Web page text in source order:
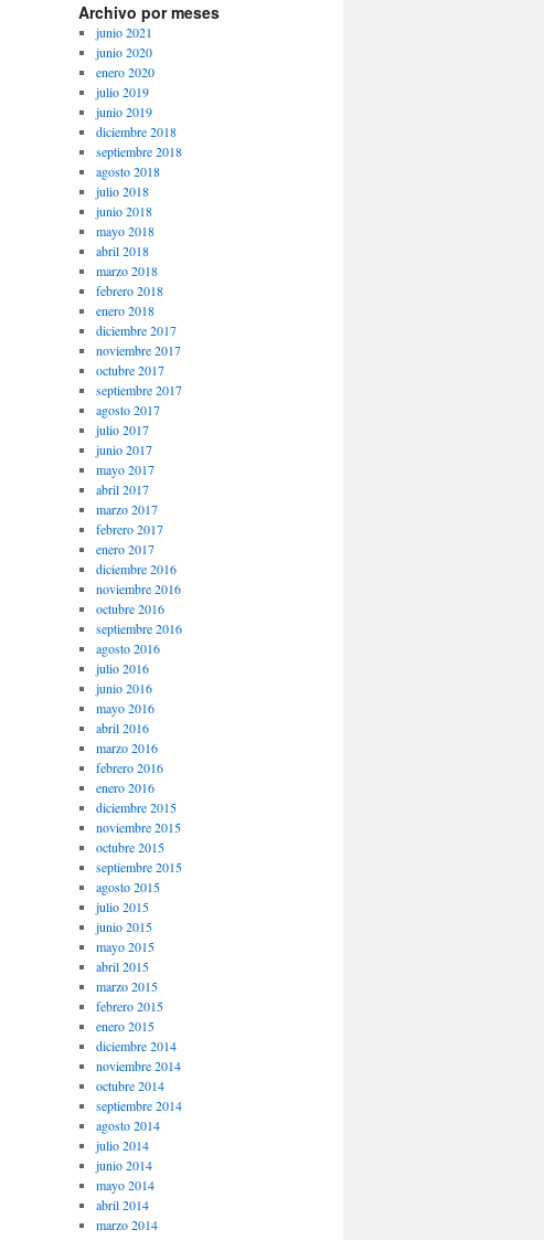
Archivo por meses
junio 2021
junio 2020
enero 2020
julio 2019
junio 2019
diciembre 2018
septiembre 2018
agosto 2018
julio 2018
junio 2018
mayo 2018
abril 2018
marzo 2018
febrero 2018
enero 2018
diciembre 2017
noviembre 2017
octubre 2017
septiembre 2017
agosto 2017
julio 2017
junio 2017
mayo 2017
abril 2017
marzo 2017
febrero 2017
enero 2017
diciembre 2016
noviembre 2016
octubre 2016
septiembre 2016
agosto 2016
julio 2016
junio 2016
mayo 2016
abril 2016
marzo 2016
febrero 2016
enero 2016
diciembre 2015
noviembre 2015
octubre 2015
septiembre 2015
agosto 2015
julio 2015
junio 2015
mayo 2015
abril 2015
marzo 2015
febrero 2015
enero 2015
diciembre 2014
noviembre 2014
octubre 2014
septiembre 2014
agosto 2014
julio 2014
junio 2014
mayo 2014
abril 2014
marzo 2014